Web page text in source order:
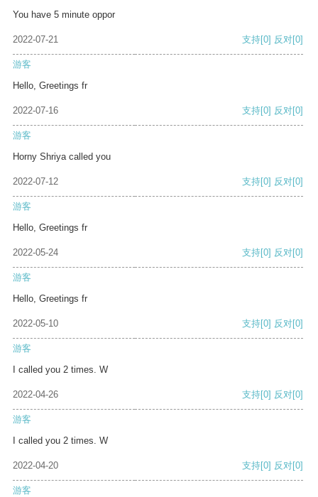
You have 5 minute oppor
2022-07-21 支持[0] 反对[0]
游客
Hello, Greetings fr
2022-07-16 支持[0] 反对[0]
游客
Horny Shriya called you
2022-07-12 支持[0] 反对[0]
游客
Hello, Greetings fr
2022-05-24 支持[0] 反对[0]
游客
Hello, Greetings fr
2022-05-10 支持[0] 反对[0]
游客
I called you 2 times. W
2022-04-26 支持[0] 反对[0]
游客
I called you 2 times. W
2022-04-20 支持[0] 反对[0]
游客